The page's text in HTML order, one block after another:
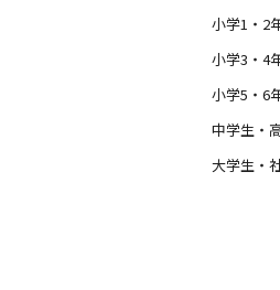
小学1・2
小学3・4
小学5・6
中学生・
大学生・